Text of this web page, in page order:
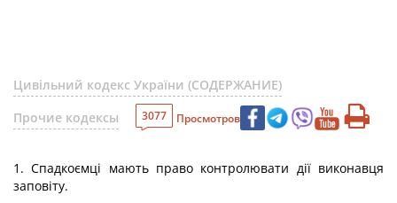
Цивільний кодекс України (СОДЕРЖАНИЕ)
Прочие кодексы
3077 Просмотров
1. Спадкоємці мають право контролювати дії виконавця
заповіту.